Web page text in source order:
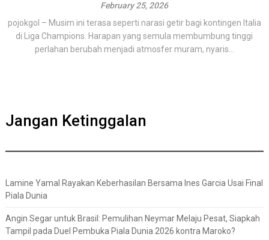
February 25, 2026
pojokgol – Musim ini terasa seperti narasi getir bagi kontingen Italia
di Liga Champions. Harapan yang semula membumbung tinggi
perlahan berubah menjadi atmosfer muram, nyaris...
Jangan Ketinggalan
Lamine Yamal Rayakan Keberhasilan Bersama Ines Garcia Usai Final
Piala Dunia
Angin Segar untuk Brasil: Pemulihan Neymar Melaju Pesat, Siapkah
Tampil pada Duel Pembuka Piala Dunia 2026 kontra Maroko?